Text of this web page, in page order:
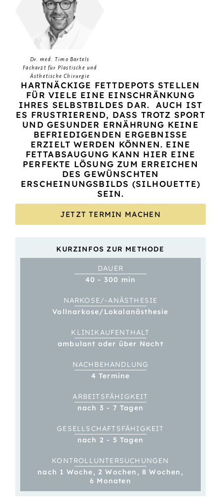
Dr. med. Timo Bartels
Facharzt für Plastische und
Ästhetische Chirurgie
HARTNÄCKIGE FETTDEPOTS STELLEN
FÜR VIELE EINE EINSCHRÄNKUNG
IHRES SELBSTBILDES DAR. AUCH IST
ES FRUSTRIEREND, DASS TROTZ SPORT
UND GESUNDER ERNÄHRUNG KEINE
BEFRIEDIGENDEN ERGEBNISSE
ERZIELT WERDEN KÖNNEN. EINE
FETTABSAUGUNG KANN HIER EINE
PERFEKTE LÖSUNG ZUM ERREICHEN
DES GEWÜNSCHTEN
ERSCHEINUNGSBILDS (SILHOUETTE)
SEIN.
JETZT TERMIN MACHEN
KURZINFOS ZUR METHODE
DAUER
40 - 300 min
NARKOSE/-ANÄSTHESIE
Vollnarkose/­Lokalanästhesie
KLINIK­­AUFENTHALT
ambulant oder über Nacht
NACH­BEHANDLUNG
4 Termine
ARBEITS­FÄHIGKEIT
nach 3 - 7 Tagen
GESELL­SCHAFTS­­FÄHIGKEIT
nach 2 - 5 Tagen
KONTROLL­­UNTER­SUCHUNGEN
nach 1 Woche, 2 Wochen, 8 Wochen,
6 Monaten